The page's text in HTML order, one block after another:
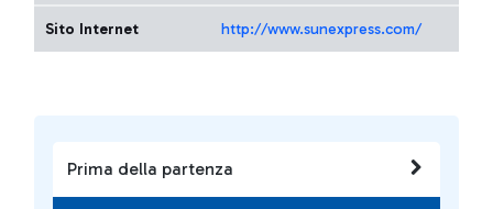
Prima della partenza
Sito Internet http://www.sunexpress.com/